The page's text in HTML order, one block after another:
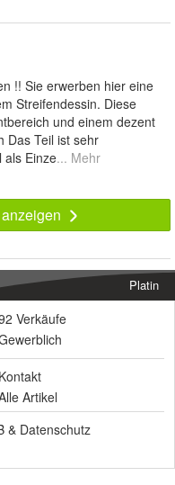
!! Sie erwerben hier eine
Streifendessin. Diese
und einem dezent
Das Teil ist sehr
als Einze... Mehr
Platin
Verkäufe
Kontakt
Artikel
& Datenschutz